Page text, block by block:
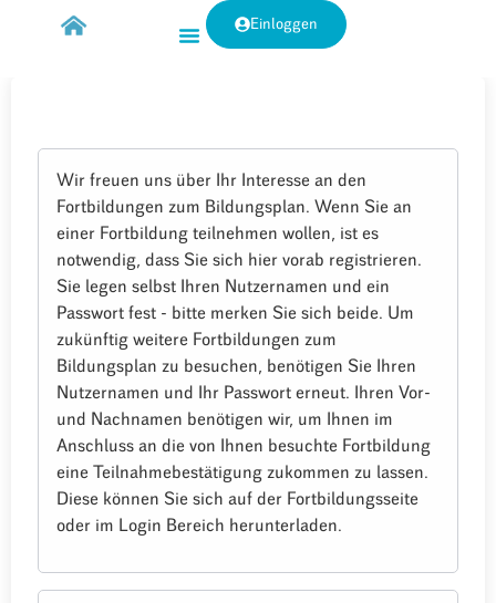
Einloggen
Wir freuen uns über Ihr Interesse an den
Fortbildungen zum Bildungsplan. Wenn Sie an
einer Fortbildung teilnehmen wollen, ist es
notwendig, dass Sie sich hier vorab registrieren.
Sie legen selbst Ihren Nutzernamen und ein
Passwort fest - bitte merken Sie sich beide. Um
zukünftig weitere Fortbildungen zum
Bildungsplan zu besuchen, benötigen Sie Ihren
Nutzernamen und Ihr Passwort erneut. Ihren Vor-
und Nachnamen benötigen wir, um Ihnen im
Anschluss an die von Ihnen besuchte Fortbildung
eine Teilnahmebestätigung zukommen zu lassen.
Diese können Sie sich auf der Fortbildungsseite
oder im Login Bereich herunterladen.